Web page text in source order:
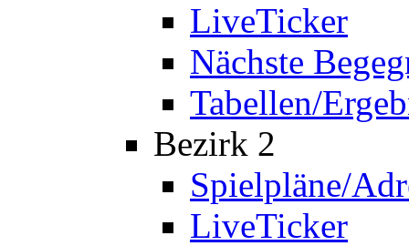
LiveTicker
Nächste
Tabellen/
Bezirk 2
Spielpläne/
LiveTicker